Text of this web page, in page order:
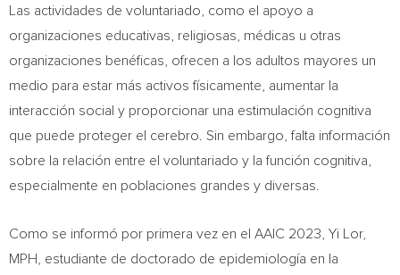
Las actividades de voluntariado, como el apoyo a
organizaciones educativas, religiosas, médicas u otras
organizaciones benéficas, ofrecen a los adultos mayores un
medio para estar más activos físicamente, aumentar la
interacción social y proporcionar una estimulación cognitiva
que puede proteger el cerebro. Sin embargo, falta información
sobre la relación entre el voluntariado y la función cognitiva,
especialmente en poblaciones grandes y diversas.
Como se informó por primera vez en el AAIC 2023, Yi Lor,
MPH, estudiante de doctorado de epidemiología en la